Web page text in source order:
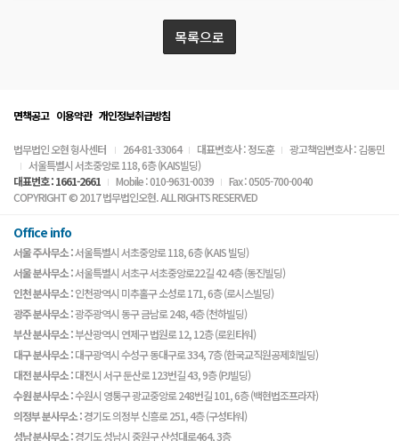
목록으로
면책공고 이용약관 개인정보취급방침
법무법인 오현 형사센터 264-81-33064 대표변호사 : 정도훈
광고책임변호사 : 김동민
서울특별시 서초중앙로 118, 6층 (KAIS빌딩)
대표번호 : 1661-2661
Mobile : 010-9631-0039
Fax : 0505-700-0040
COPYRIGHT © 2017 법무법인오현. ALL RIGHTS RESERVED
Office info
서울 주사무소 :서울특별시 서초중앙로 118, 6층 (KAIS 빌딩)
서울 분사무소 :서울특별시 서초구 서초중앙로22길 42 4층 (동진빌딩)
인천 분사무소 :인천광역시 미추홀구 소성로 171, 6층 (로시스빌딩)
광주 분사무소 :광주광역시 동구 금남로 248, 4층 (천하빌딩)
부산 분사무소 :부산광역시 연제구 법원로 12, 12층 (로윈타워)
대구 분사무소 :대구광역시 수성구 동대구로 334, 7층 (한국교직원공제회빌딩)
대전 분사무소 :대전시 서구 둔산로 123번길 43, 9층 (PJ빌딩)
수원 분사무소 :수원시 영통구 광교중앙로 248번길 101, 6층 (백현법조프라자)
의정부 분사무소 :경기도 의정부 신흥로 251, 4층 (구성타워)
성남 분사무소 :경기도 성남시 중원구 산성대로464, 3층